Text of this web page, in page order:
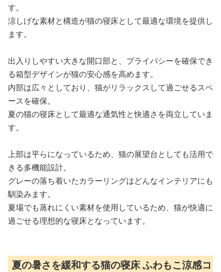
す。
涼しげな素材と構造が猫の寝床として最適な環境を提供し
ます。
出入りしやすい大きな開口部と、プライバシーを確保でき
る箱型デザインが猫の安心感を高めます。
内部は広々としており、猫がリラックスして過ごせるスペ
ースを確保。
夏の猫の寝床として最適な通気性と快適さを両立していま
す。
上部は平らになっているため、猫の展望台としても活用で
きる多機能設計。
グレーの落ち着いたカラーリングはどんなインテリアにも
馴染みます。
夏場でも蒸れにくい素材を使用しているため、猫が快適に
過ごせる理想的な寝床となっています。
夏の暑さを緩和する猫の寝床 ふわもこ涼感コ